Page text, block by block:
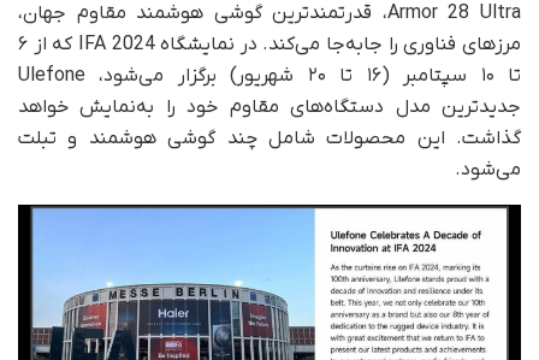
Armor 28 Ultra، قدرتمندترین گوشی هوشمند مقاوم جهان،
مرزهای فناوری را جابه‌جا می‌کند. در نمایشگاه IFA 2024 که از ۶
تا ۱۰ سپتامبر (۱۶ تا ۲۰ شهریور) برگزار می‌شود، Ulefone
جدیدترین مدل دستگاه‌های مقاوم خود را به‌نمایش خواهد
گذاشت. این محصولات شامل چند گوشی‌ هوشمند و تبلت‌
می‌شود.